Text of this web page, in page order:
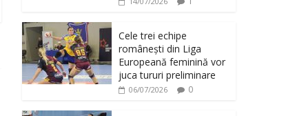
Cele trei echipe
românești din Liga
Europeană feminină vor
juca tururi preliminare
06/07/2026 0